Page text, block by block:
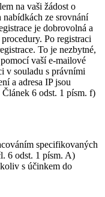
na vaši žádost o
ze srovnání
je dobrovolná a
Po registraci
To je nezbytné,
vaší e-mailové
v souladu s právními
a adresa IP jsou
6 odst. 1 písm. f)
specifikovaných
6 odst. 1 písm. A)
s účinkem do